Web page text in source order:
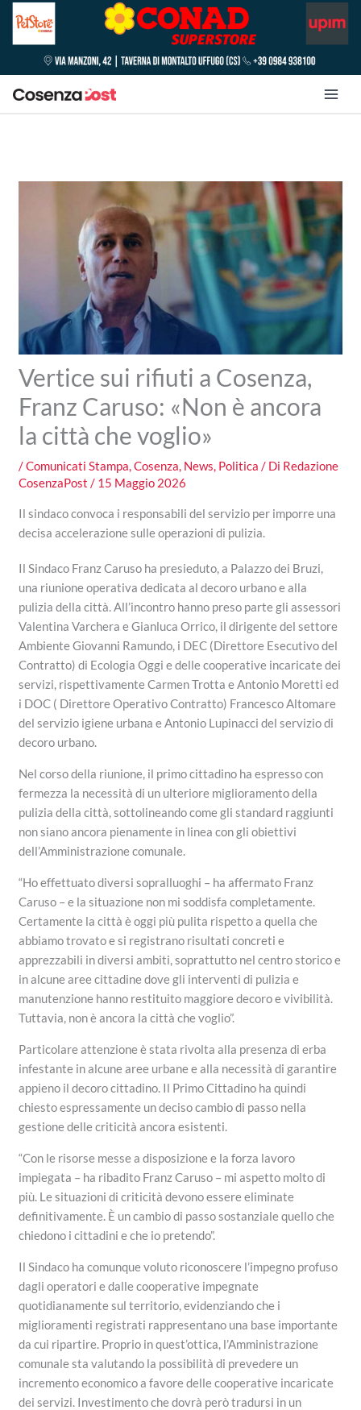
Vertice sui rifiuti a Cosenza,
Franz Caruso: «Non è ancora
la città che voglio»
/Comunicati Stampa,Cosenza, News, Politica / Di Redazione
CosenzaPost/ 15 Maggio 2026
Il sindaco convoca i responsabili del servizio per imporre una
decisa accelerazione sulle operazioni di pulizia.
Il Sindaco Franz Caruso ha presieduto, a Palazzo dei Bruzi,
una riunione operativa dedicata al decoro urbano e alla
pulizia della città. All’incontro hanno preso parte gli assessori
Valentina Varchera e Gianluca Orrico, il dirigente del settore
Ambiente Giovanni Ramundo, i DEC (Direttore Esecutivo del
Contratto) di Ecologia Oggi e delle cooperative incaricate dei
servizi, rispettivamente Carmen Trotta e Antonio Moretti ed
i DOC ( Direttore Operativo Contratto) Francesco Altomare
del servizio igiene urbana e Antonio Lupinacci del servizio di
decoro urbano.
Nel corso della riunione, il primo cittadino ha espresso con
fermezza la necessità di un ulteriore miglioramento della
pulizia della città, sottolineando come gli standard raggiunti
non siano ancora pienamente in linea con gli obiettivi
dell’Amministrazione comunale.
“Ho effettuato diversi sopralluoghi – ha affermato Franz
Caruso – e la situazione non mi soddisfa completamente.
Certamente la città è oggi più pulita rispetto a quella che
abbiamo trovato e si registrano risultati concreti e
apprezzabili in diversi ambiti, soprattutto nel centro storico e
in alcune aree cittadine dove gli interventi di pulizia e
manutenzione hanno restituito maggiore decoro e vivibilità.
Tuttavia, non è ancora la città che voglio”.
Particolare attenzione è stata rivolta alla presenza di erba
infestante in alcune aree urbane e alla necessità di garantire
appieno il decoro cittadino. Il Primo Cittadino ha quindi
chiesto espressamente un deciso cambio di passo nella
gestione delle criticità ancora esistenti.
“Con le risorse messe a disposizione e la forza lavoro
impiegata – ha ribadito Franz Caruso – mi aspetto molto di
più. Le situazioni di criticità devono essere eliminate
definitivamente. È un cambio di passo sostanziale quello che
chiedono i cittadini e che io pretendo”.
Il Sindaco ha comunque voluto riconoscere l’impegno profuso
dagli operatori e dalle cooperative impegnate
quotidianamente sul territorio, evidenziando che i
miglioramenti registrati rappresentano una base importante
da cui ripartire. Proprio in quest’ottica, l’Amministrazione
comunale sta valutando la possibilità di prevedere un
incremento economico a favore delle cooperative incaricate
dei servizi. Investimento che dovrà però tradursi in un